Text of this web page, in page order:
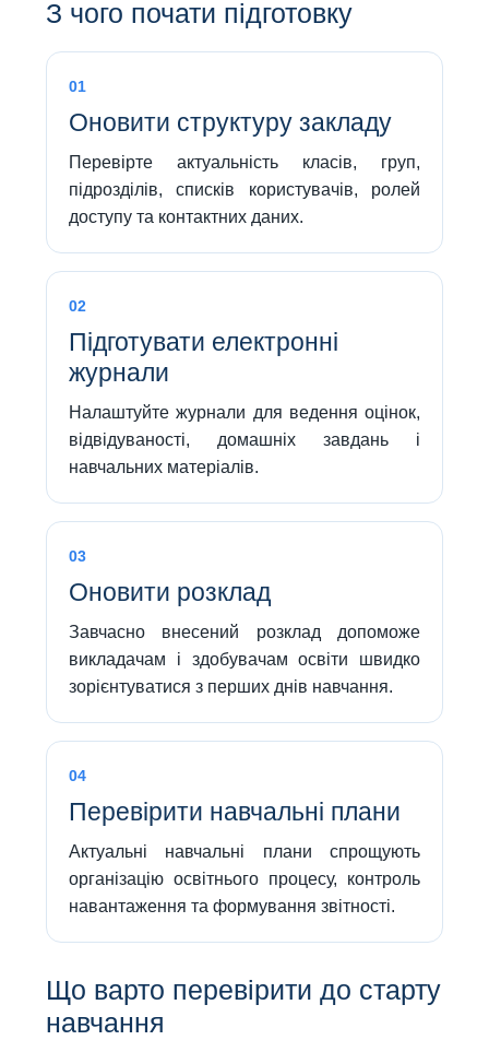
З чого почати підготовку
01
Оновити структуру закладу
Перевірте актуальність класів, груп,
підрозділів, списків користувачів, ролей
доступу та контактних даних.
02
Підготувати електронні
журнали
Налаштуйте журнали для ведення оцінок,
відвідуваності, домашніх завдань і
навчальних матеріалів.
03
Оновити розклад
Завчасно внесений розклад допоможе
викладачам і здобувачам освіти швидко
зорієнтуватися з перших днів навчання.
04
Перевірити навчальні плани
Актуальні навчальні плани спрощують
організацію освітнього процесу, контроль
навантаження та формування звітності.
Що варто перевірити до старту
навчання